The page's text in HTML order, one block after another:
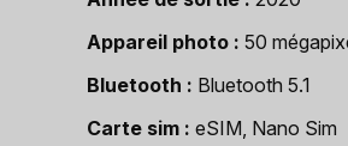
Appareil photo
50
Bluetooth
Bluetooth 5.1
Carte sim
eSIM, Nano Sim